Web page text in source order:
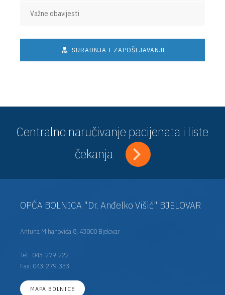
Važne obavijesti
SURADNJA I ZAPOŠLJAVANJE
Centralno naručivanje pacijenata i liste
čekanja
OPĆA BOLNICA "Dr. Anđelko Višić" BJELOVAR
Antuna Mihanovića 8, 43000 Bjelovar
Tel: 043-279-222
Fax: 043-279-333
MAPA BOLNICE